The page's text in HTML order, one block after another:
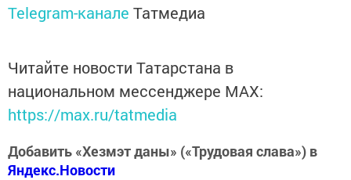
Telegram-канале Татмедиа
Читайте новости Татарстана в
национальном мессенджере MАХ:
https://max.ru/tatmedia
Добавить «Хезмэт даны» («Трудовая слава») в
Яндекс.Новости